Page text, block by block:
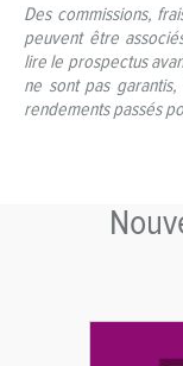
Des commissions,
peuvent être
lire le prospectus
ne sont pas
rendements passés